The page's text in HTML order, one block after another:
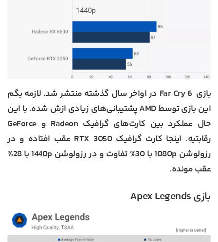
بازی Far Cry 6 در اواخر سال گذشته منتشر شد. لازمه بگم
این بازی توسط AMD پشتیبانی‌های زیادی ازش شده. با این
حال عملکرد بین کارت‌های گرافیک Radeon و GeForce
رقابتیه. اینجا کارت گرافیک RTX 3050 عقب افتاده و در
رزولوشن 1080p با 30% تفاوت و در رزولوشن 1440p با 28%
عقب مونده.
بازی Apex Legends